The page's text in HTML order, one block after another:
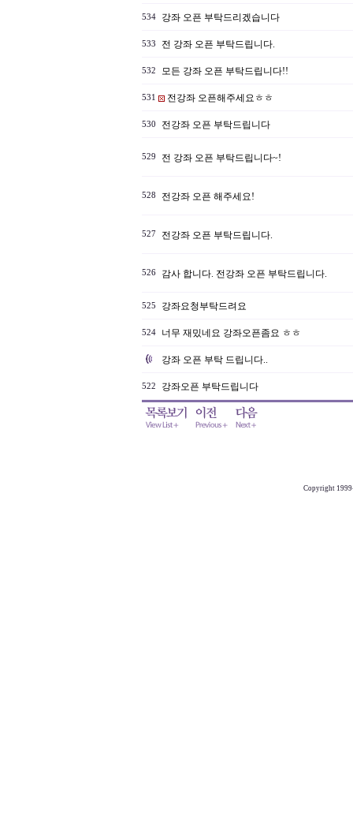
534 강좌 오픈 부탁드리겠습니다
533 전 강좌 오픈 부탁드립니다.
532 모든 강좌 오픈 부탁드립니다!!
531 전강좌 오픈해주세요ㅎㅎ
530 전강좌 오픈 부탁드립니다
529 전 강좌 오픈 부탁드립니다~!
528 전강좌 오픈 해주세요!
527 전강좌 오픈 부탁드립니다.
526 감사 합니다. 전강좌 오픈 부탁드립니다.
525 강좌요청부탁드려요
524 너무 재밌네요 강좌오픈좀요 ㅎㅎ
강좌 오픈 부탁 드립니다..
522 강좌오픈 부탁드립니다
Copyright